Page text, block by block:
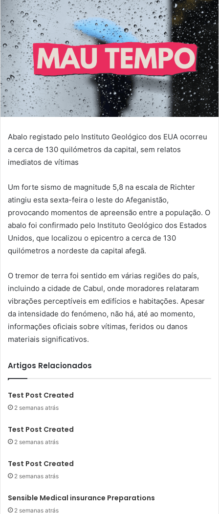
Abalo registado pelo Instituto Geológico dos EUA ocorreu
a cerca de 130 quilómetros da capital, sem relatos
imediatos de vítimas
Um forte sismo de magnitude 5,8 na escala de Richter
atingiu esta sexta-feira o leste do Afeganistão,
provocando momentos de apreensão entre a população. O
abalo foi confirmado pelo Instituto Geológico dos Estados
Unidos, que localizou o epicentro a cerca de 130
quilómetros a nordeste da capital afegã.
O tremor de terra foi sentido em várias regiões do país,
incluindo a cidade de Cabul, onde moradores relataram
vibrações perceptíveis em edifícios e habitações. Apesar
da intensidade do fenómeno, não há, até ao momento,
informações oficiais sobre vítimas, feridos ou danos
materiais significativos.
Artigos Relacionados
Test Post Created
2 semanas atrás
Test Post Created
2 semanas atrás
Test Post Created
2 semanas atrás
Sensible Medical insurance Preparations
2 semanas atrás